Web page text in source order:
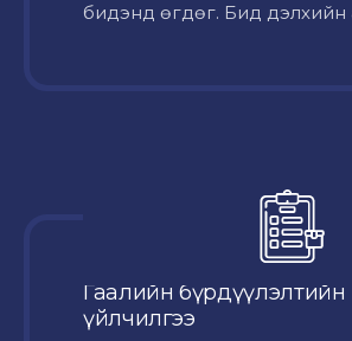
бидэнд өгдөг. Бид дэлхийн
Гаалийн бүрдүүлэлтийн
үйлчилгээ